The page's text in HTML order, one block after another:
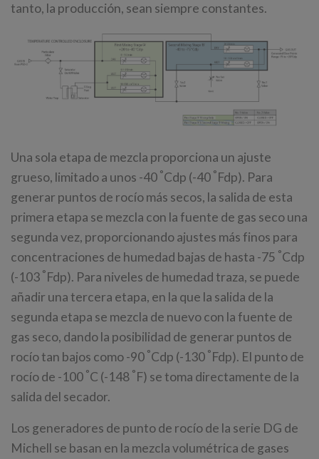
tanto, la producción, sean siempre constantes.
Una sola etapa de mezcla proporciona un ajuste
grueso, limitado a unos -40 °Cdp (-40 °Fdp). Para
generar puntos de rocío más secos, la salida de esta
primera etapa se mezcla con la fuente de gas seco una
segunda vez, proporcionando ajustes más finos para
concentraciones de humedad bajas de hasta -75 °Cdp
(-103 °Fdp). Para niveles de humedad traza, se puede
añadir una tercera etapa, en la que la salida de la
segunda etapa se mezcla de nuevo con la fuente de
gas seco, dando la posibilidad de generar puntos de
rocío tan bajos como -90 °Cdp (-130 °Fdp). El punto de
rocío de -100 °C (-148 °F) se toma directamente de la
salida del secador.
Los generadores de punto de rocío de la serie DG de
Michell se basan en la mezcla volumétrica de gases